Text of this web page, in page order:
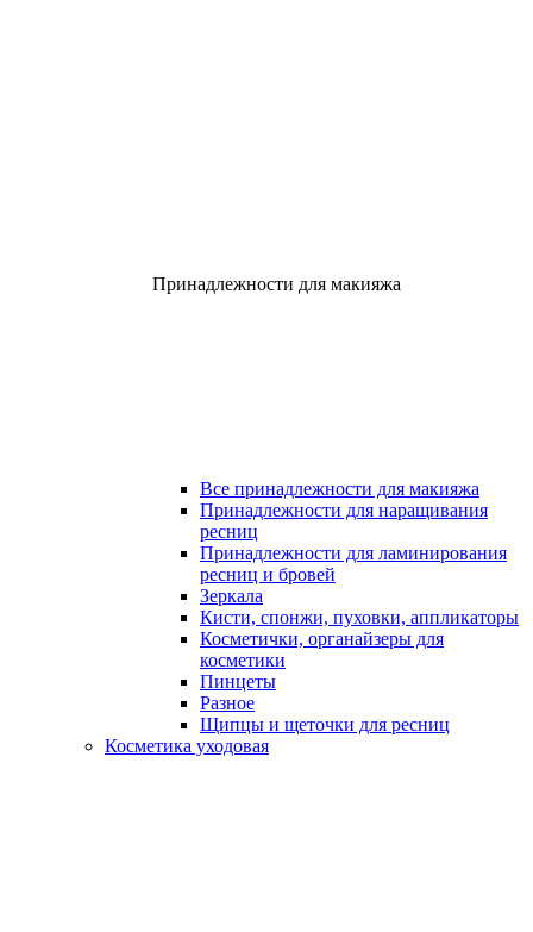
Принадлежности для макияжа
Все принадлежности для макияжа
Принадлежности для наращивания
ресниц
Принадлежности для ламинирования
ресниц и бровей
Зеркала
Кисти, спонжи, пуховки, аппликаторы
Косметички, органайзеры для
косметики
Пинцеты
Разное
Щипцы и щеточки для ресниц
Косметика уходовая